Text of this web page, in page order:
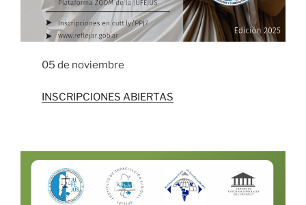
05 de noviembre
INSCRIPCIONES ABIERTAS